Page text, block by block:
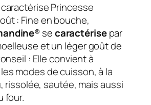
Princesse
: Fine en bouche,
® secaractérisepar
et un léger goût de
: Elle convient à
modes de cuisson, à la
rissolée, sautée, mais aussi
four.